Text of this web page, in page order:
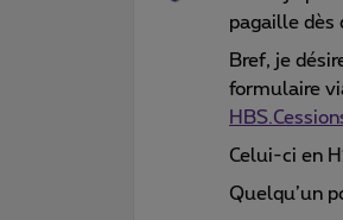
pagaille dès
Bref, je
formulaire
Celui-ci en
Quelqu’un